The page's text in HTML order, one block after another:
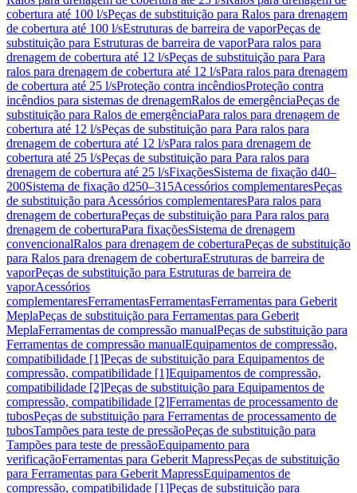
cobertura até 100 l/sPeças de substituição para Ralos para drenagem
de cobertura até 100 l/sEstruturas de barreira de vaporPeças de
substituição para Estruturas de barreira de vaporPara ralos para
drenagem de cobertura até 12 l/sPeças de substituição para Para
ralos para drenagem de cobertura até 12 l/sPara ralos para drenagem
de cobertura até 25 l/sProteção contra incêndiosProteção contra
incêndios para sistemas de drenagemRalos de emergênciaPeças de
substituição para Ralos de emergênciaPara ralos para drenagem de
cobertura até 12 l/sPeças de substituição para Para ralos para
drenagem de cobertura até 12 l/sPara ralos para drenagem de
cobertura até 25 l/sPeças de substituição para Para ralos para
drenagem de cobertura até 25 l/sFixaçõesSistema de fixação d40–
200Sistema de fixação d250–315Acessórios complementaresPeças
de substituição para Acessórios complementaresPara ralos para
drenagem de coberturaPeças de substituição para Para ralos para
drenagem de coberturaPara fixaçõesSistema de drenagem
convencionalRalos para drenagem de coberturaPeças de substituição
para Ralos para drenagem de coberturaEstruturas de barreira de
vaporPeças de substituição para Estruturas de barreira de
vaporAcessórios
complementaresFerramentasFerramentasFerramentas para Geberit
MeplaPeças de substituição para Ferramentas para Geberit
MeplaFerramentas de compressão manualPeças de substituição para
Ferramentas de compressão manualEquipamentos de compressão,
compatibilidade [1]Peças de substituição para Equipamentos de
compressão, compatibilidade [1]Equipamentos de compressão,
compatibilidade [2]Peças de substituição para Equipamentos de
compressão, compatibilidade [2]Ferramentas de processamento de
tubosPeças de substituição para Ferramentas de processamento de
tubosTampões para teste de pressãoPeças de substituição para
Tampões para teste de pressãoEquipamento para
verificaçãoFerramentas para Geberit MapressPeças de substituição
para Ferramentas para Geberit MapressEquipamentos de
compressão, compatibilidade [1]Peças de substituição para